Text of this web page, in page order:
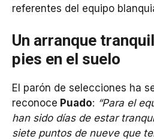
referentes del equipo
Un arranque
pies en el suelo
El parón de selecciones ha
reconoce Puado: “Para el
han sido días de estar
siete puntos de nueve que